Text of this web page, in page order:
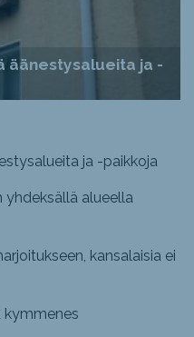
äänestysalueita ja -
ja -paikkoja
yhdeksällä alueella
kansalaisia ei
kymmenes